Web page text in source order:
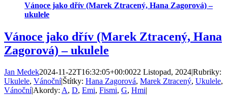
Vánoce jako dřív (Marek Ztracený, Hana Zagorová) –
ukulele
Vánoce jako dřív (Marek Ztracený, Hana
Zagorová) – ukulele
Jan Medek2024-11-22T16:32:05+00:0022 Listopad, 2024|Rubriky:
Ukulele, Vánoční|Štítky: Hana Zagorová, Marek Ztracený, Ukulele,
Vánoční|Akordy: A, D, Emi, Fismi, G, Hmi|